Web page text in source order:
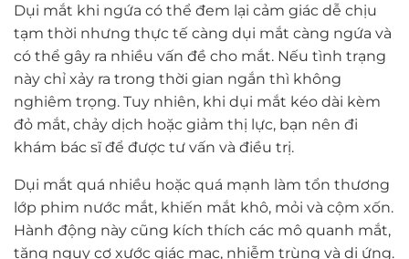
Dụi mắt khi ngứa có thể đem lại cảm giác dễ chịu
tạm thời nhưng thực tế càng dụi mắt càng ngứa và
có thể gây ra nhiều vấn đề cho mắt. Nếu tình trạng
này chỉ xảy ra trong thời gian ngắn thì không
nghiêm trọng. Tuy nhiên, khi dụi mắt kéo dài kèm
đỏ mắt, chảy dịch hoặc giảm thị lực, bạn nên đi
khám bác sĩ để được tư vấn và điều trị.
Dụi mắt quá nhiều hoặc quá mạnh làm tổn thương
lớp phim nước mắt, khiến mắt khô, mỏi và cộm xốn.
Hành động này cũng kích thích các mô quanh mắt,
tăng nguy cơ xước giác mạc, nhiễm trùng và dị ứng.